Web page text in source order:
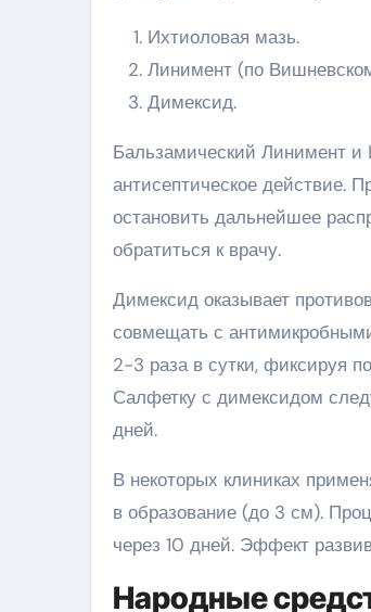
Ихтиоловая мазь.
Линимент (по
Димексид.
Бальзамический Линимент и
антисептическое действие.
остановить дальнейшее
обратиться к врачу.
Димексид оказывает
совмещать с
2-3 раза в сутки, фиксируя
Салфетку с димексидом
дней.
В некоторых клиниках
в образование (до 3 см).
через 10 дней. Эффект
Народные